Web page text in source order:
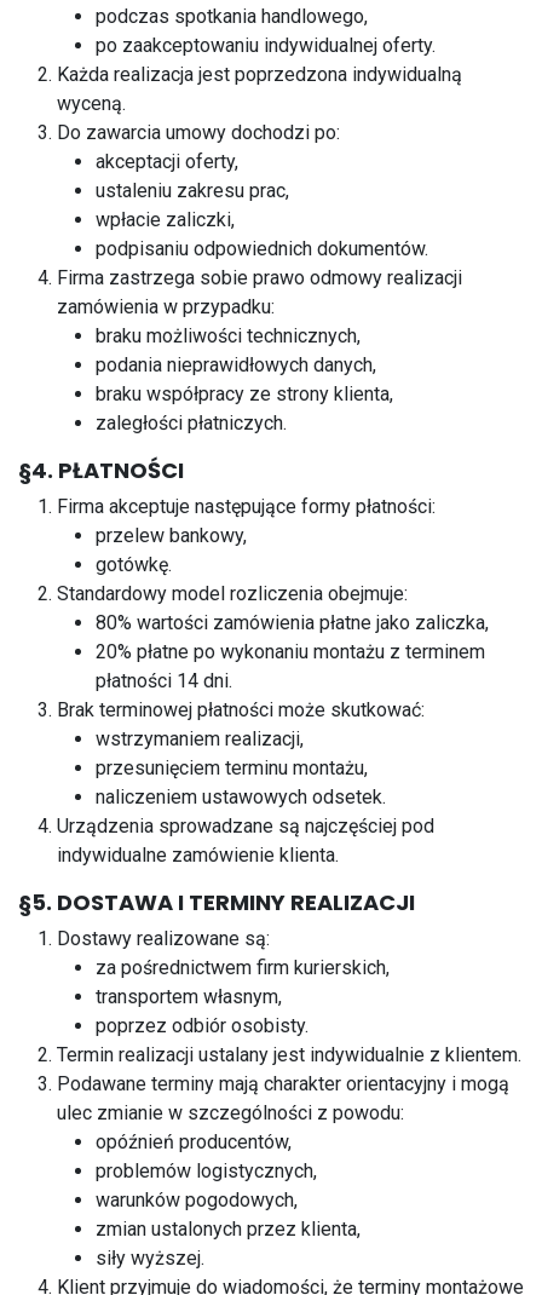
podczas spotkania handlowego,
po zaakceptowaniu indywidualnej oferty.
Każda realizacja jest poprzedzona indywidualną
wyceną.
Do zawarcia umowy dochodzi po:
akceptacji oferty,
ustaleniu zakresu prac,
wpłacie zaliczki,
podpisaniu odpowiednich dokumentów.
Firma zastrzega sobie prawo odmowy realizacji
zamówienia w przypadku:
braku możliwości technicznych,
podania nieprawidłowych danych,
braku współpracy ze strony klienta,
zaległości płatniczych.
§4. PŁATNOŚCI
Firma akceptuje następujące formy płatności:
przelew bankowy,
gotówkę.
Standardowy model rozliczenia obejmuje:
80% wartości zamówienia płatne jako zaliczka,
20% płatne po wykonaniu montażu z terminem
płatności 14 dni.
Brak terminowej płatności może skutkować:
wstrzymaniem realizacji,
przesunięciem terminu montażu,
naliczeniem ustawowych odsetek.
Urządzenia sprowadzane są najczęściej pod
indywidualne zamówienie klienta.
§5. DOSTAWA I TERMINY REALIZACJI
Dostawy realizowane są:
za pośrednictwem firm kurierskich,
transportem własnym,
poprzez odbiór osobisty.
Termin realizacji ustalany jest indywidualnie z klientem.
Podawane terminy mają charakter orientacyjny i mogą
ulec zmianie w szczególności z powodu:
opóźnień producentów,
problemów logistycznych,
warunków pogodowych,
zmian ustalonych przez klienta,
siły wyższej.
Klient przyjmuje do wiadomości, że terminy montażowe